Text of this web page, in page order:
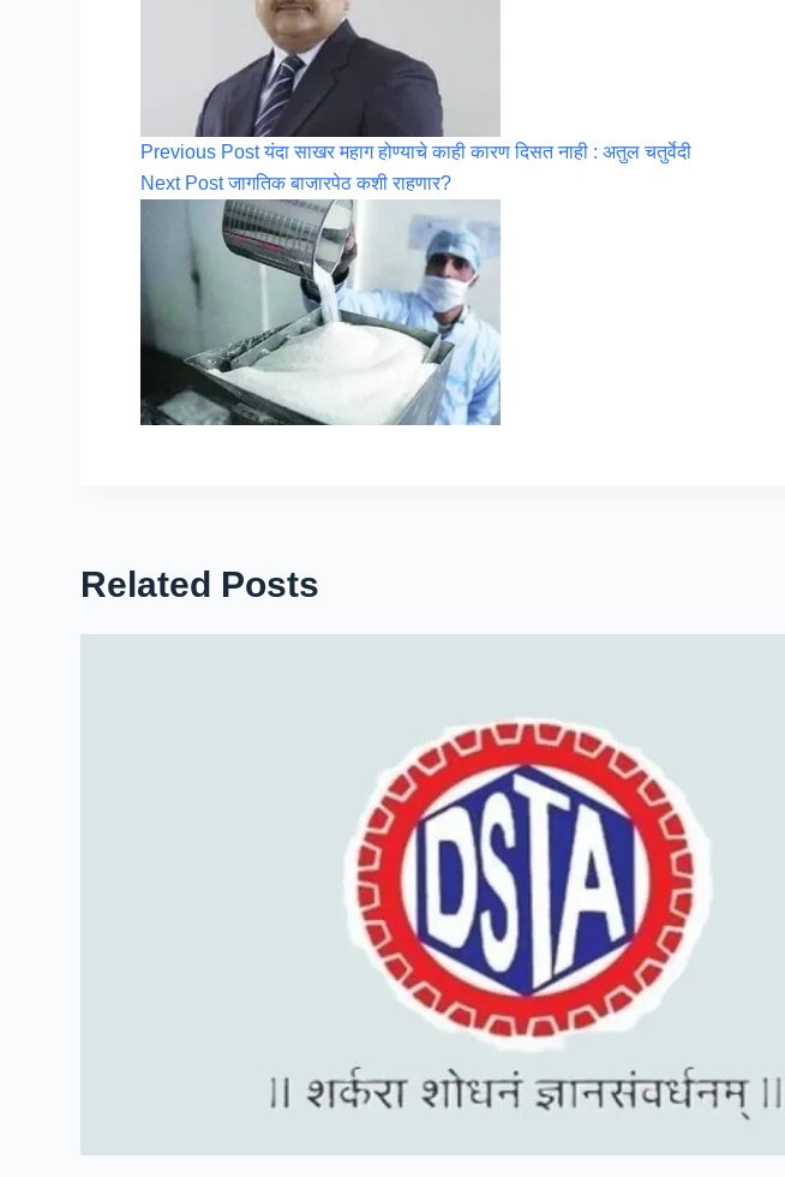
Previous Post यंदा साखर महाग होण्याचे काही कारण दिसत नाही : अतुल चतुर्वेदी
Next Post जागतिक बाजारपेठ कशी राहणार?
Related Posts